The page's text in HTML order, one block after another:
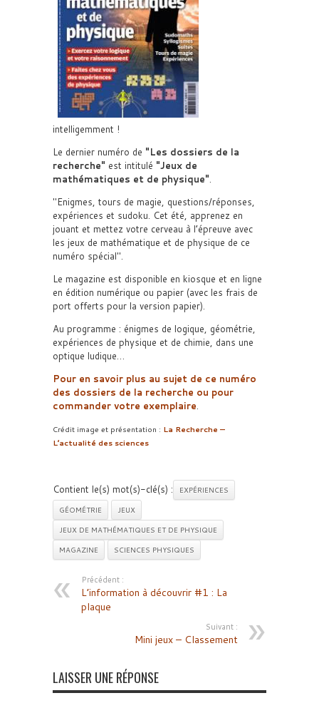
intelligemment !
Le dernier numéro de
Les dossiers de la
recherche
est intitulé
Jeux de
mathématiques et de physique .
Enigmes, tours de magie, questions/réponses,
expériences et sudoku. Cet été, apprenez en
jouant et mettez votre cerveau à l’épreuve avec
les jeux de mathématique et de physique de ce
numéro spécial .
Le magazine est disponible en kiosque et en ligne
en édition numérique ou papier (avec les frais de
port offerts pour la version papier).
Au programme : énigmes de logique, géométrie,
expériences de physique et de chimie, dans une
optique ludique…
Pour en savoir plus au sujet de ce numéro
des dossiers de la recherche ou pour
commander votre exemplaire.
Crédit image et présentation : La Recherche –
L’actualité des sciences
Contient le(s) mot(s)-clé(s) :
EXPÉRIENCES
GÉOMÉTRIE
JEUX
JEUX DE MATHÉMATIQUES ET DE PHYSIQUE
MAGAZINE
SCIENCES PHYSIQUES
Précédent :
L’information à découvrir #1 : La
plaque
Suivant :
Mini jeux – Classement
LAISSER UNE RÉPONSE